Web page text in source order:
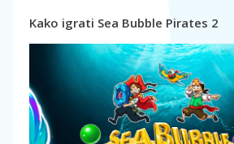
Kako igrati Sea Bubble Pirates 2